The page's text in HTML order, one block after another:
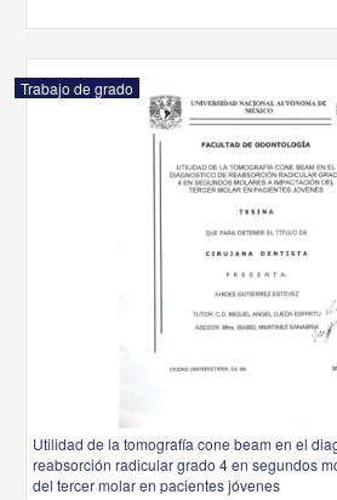
Trabajo de grado
Utilidad de la tomografía cone beam en el
reabsorción radicular grado 4 en segundos
del tercer molar en pacientes jóvenes